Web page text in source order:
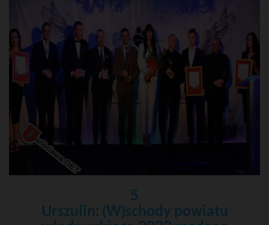
5
Urszulin: (W)schody powiatu